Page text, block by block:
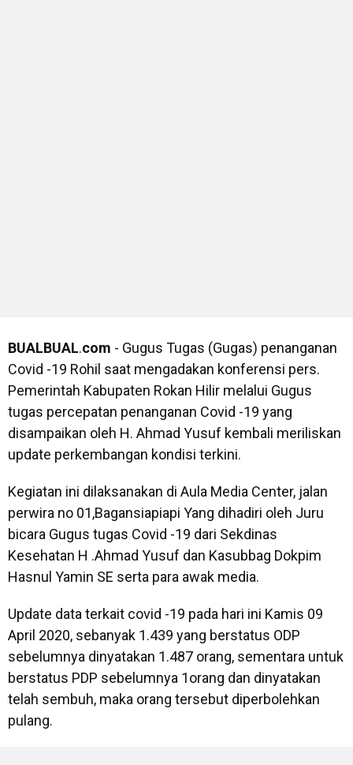
BUALBUAL.com - Gugus Tugas (Gugas) penanganan
Covid -19 Rohil saat mengadakan konferensi pers.
Pemerintah Kabupaten Rokan Hilir melalui Gugus
tugas percepatan penanganan Covid -19 yang
disampaikan oleh H. Ahmad Yusuf kembali meriliskan
update perkembangan kondisi terkini.
Kegiatan ini dilaksanakan di Aula Media Center, jalan
perwira no 01,Bagansiapiapi Yang dihadiri oleh Juru
bicara Gugus tugas Covid -19 dari Sekdinas
Kesehatan H .Ahmad Yusuf dan Kasubbag Dokpim
Hasnul Yamin SE serta para awak media.
Update data terkait covid -19 pada hari ini Kamis 09
April 2020, sebanyak 1.439 yang berstatus ODP
sebelumnya dinyatakan 1.487 orang, sementara untuk
berstatus PDP sebelumnya 1orang dan dinyatakan
telah sembuh, maka orang tersebut diperbolehkan
pulang.